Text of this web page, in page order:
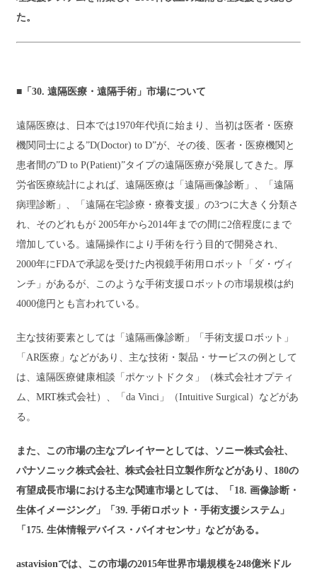
た。
■「30. 遠隔医療・遠隔手術」市場について
遠隔医療は、日本では1970年代頃に始まり、当初は医者・医療
機関同士による”D(Doctor) to D”が、その後、医者・医療機関と
患者間の”D to P(Patient)”タイプの遠隔医療が発展してきた。厚
労省医療統計によれば、遠隔医療は「遠隔画像診断」、「遠隔
病理診断」、「遠隔在宅診療・療養支援」の3つに大きく分類さ
れ、そのどれもが 2005年から2014年までの間に2倍程度にまで
増加している。遠隔操作により手術を行う目的で開発され、
2000年にFDAで承認を受けた内視鏡手術用ロボット「ダ・ヴィ
ンチ」があるが、このような手術支援ロボットの市場規模は約
4000億円とも言われている。
主な技術要素としては「遠隔画像診断」「手術支援ロボット」
「AR医療」などがあり、主な技術・製品・サービスの例として
は、遠隔医療健康相談「ポケットドクタ」（株式会社オプティ
ム、MRT株式会社）、「da Vinci」（Intuitive Surgical）などがあ
る。
また、この市場の主なプレイヤーとしては、ソニー株式会社、
パナソニック株式会社、株式会社日立製作所などがあり、180の
有望成長市場における主な関連市場としては、「18. 画像診断・
生体イメージング」「39. 手術ロボット・手術支援システム」
「175. 生体情報デバイス・バイオセンサ」などがある。
astavisionでは、この市場の2015年世界市場規模を248億米ドル